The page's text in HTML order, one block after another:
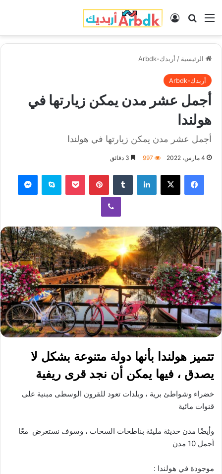
القائمة بحث عنتسجيل الدخول
الرئيسية / أربدك-Arbdk
أربدك-Arbdk
أجمل عشر مدن يمكن زيارتها في
هولندا
أجمل عشر مدن يمكن زيارتها في هولندا
4 مارس، 2022 997
فيسبوك لينكدإن بينتيريست سكايب
ڤايبر
تتميز هولندا بأنها دولة متنوعة بشكل لا
يصدق ، فيها يمكن أن نجد قرى ريفية
خضراء وشواطئ برية ، وبلدات تعود للقرون الوسطى مبنية على
قنوات مائية
وأيضًا مدن حديثة مليئة بناطحات السحاب ، وسوف نستعرض معًا
أجمل 10 مدن
موجودة في هولندا :